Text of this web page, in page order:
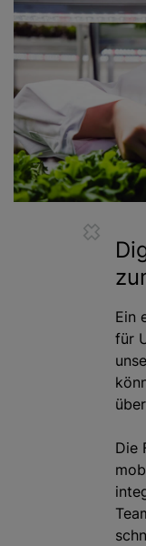
Ein
für
Die